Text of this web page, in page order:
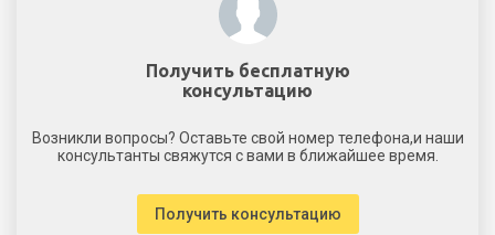
Получить бесплатную
консультацию
Возникли вопросы? Оставьте свой номер телефона,и наши
консультанты свяжутся с вами в ближайшее время.
Получить консультацию